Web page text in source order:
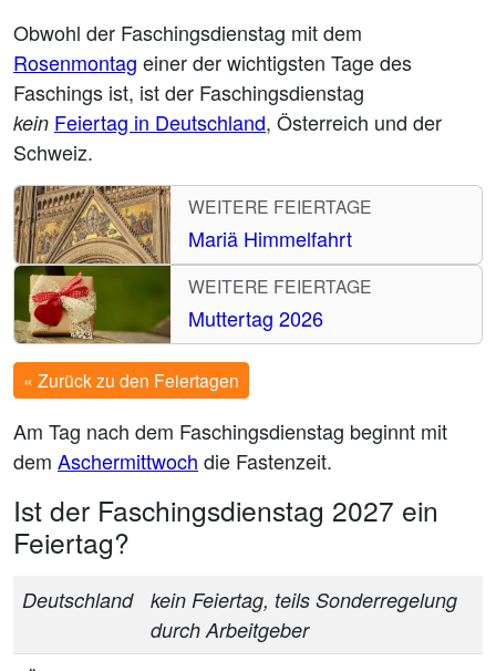
Obwohl der Faschingsdienstag mit dem
Rosenmontag einer der wichtigsten Tage des
Faschings ist, ist der Faschingsdienstag
kein Feiertag in Deutschland, Österreich und der
Schweiz.
WEITERE FEIERTAGE
Mariä Himmelfahrt
WEITERE FEIERTAGE
Muttertag 2026
« Zurück zu den Feiertagen
Am Tag nach dem Faschingsdienstag beginnt mit
dem Aschermittwoch die Fastenzeit.
Ist der Faschingsdienstag 2027 ein
Feiertag?
Deutschland
kein Feiertag, teils Sonderregelung
durch Arbeitgeber